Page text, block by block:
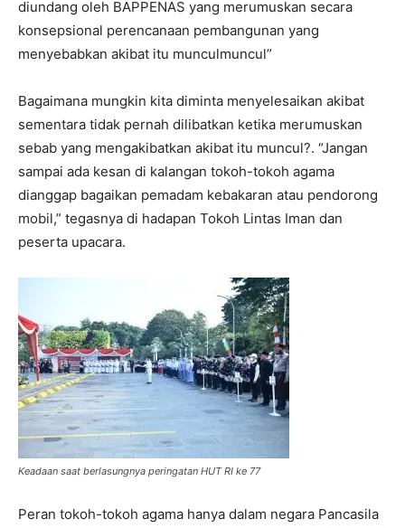
diundang oleh BAPPENAS yang merumuskan secara
konsepsional perencanaan pembangunan yang
menyebabkan akibat itu munculmuncul”
Bagaimana mungkin kita diminta menyelesaikan akibat
sementara tidak pernah dilibatkan ketika merumuskan
sebab yang mengakibatkan akibat itu muncul?. “Jangan
sampai ada kesan di kalangan tokoh-tokoh agama
dianggap bagaikan pemadam kebakaran atau pendorong
mobil,” tegasnya di hadapan Tokoh Lintas Iman dan
peserta upacara.
Keadaan saat berlasungnya peringatan HUT RI ke 77
Peran tokoh-tokoh agama hanya dalam negara Pancasila